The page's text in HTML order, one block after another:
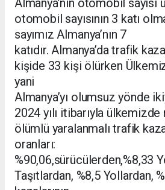
Almanya’nın otomobil sayısı
otomobil sayısının 3 katı
sayımız Almanya’nın 7
katıdır. Almanya’da trafik
kişide 33 kişi ölürken
yani
Almanya’yı olumsuz yönde
2024 yılı itibarıyla
ölümlü yaralanmalı trafik
oranları:
%90,06,sürücülerden,%8,33
Taşıtlardan, %8,5 Yollardan,